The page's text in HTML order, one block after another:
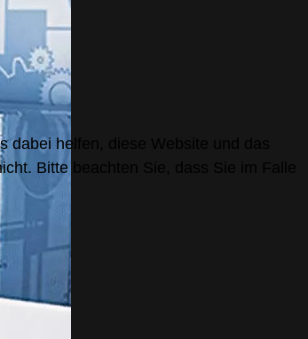
helfen, diese Website und das
Bitte beachten Sie, dass Sie im Falle